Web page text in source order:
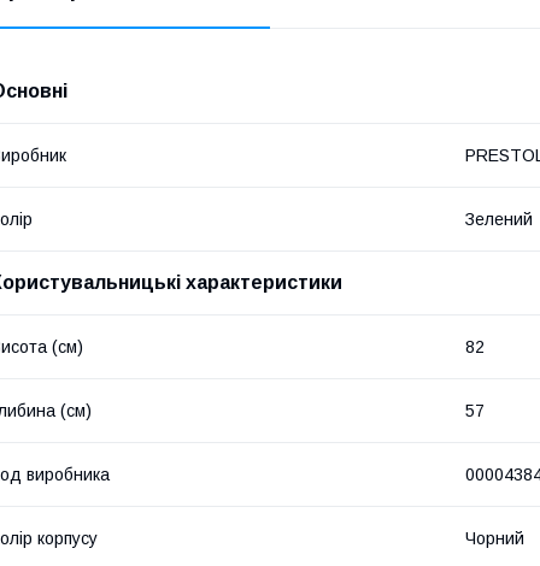
Зелений
характеристики
(см) 82
(см) 57
виробника
корпусу Чорний